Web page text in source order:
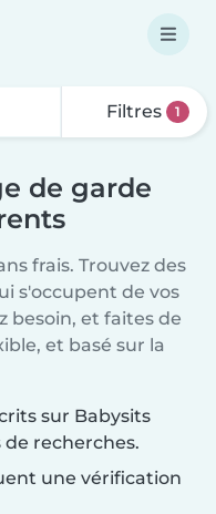
Filtres 1
de garde
frais. Trouvez des
s'occupent de vos
besoin, et faites de
et basé sur la
sur Babysits
recherches.
une vérification